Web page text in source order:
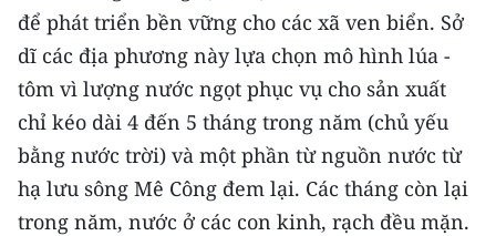
Media Kinh tế
Media Văn hóa
Media Xã hội
Media Pháp luật
Media Du lịch
để phát triển bền vững cho các xã ven biển. Sở
dĩ các địa phương này lựa chọn mô hình lúa -
tôm vì lượng nước ngọt phục vụ cho sản xuất
chỉ kéo dài 4 đến 5 tháng trong năm (chủ yếu
bằng nước trời) và một phần từ nguồn nước từ
hạ lưu sông Mê Công đem lại. Các tháng còn lại
trong năm, nước ở các con kinh, rạch đều mặn.